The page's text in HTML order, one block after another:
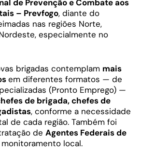
de Prevenção e Combate aos
– Prevfogo, diante do
nas regiões Norte,
especialmente no
brigadas contemplam mais
em diferentes formatos — de
(Pronto Emprego) —
de brigada, chefes de
, conforme a necessidade
de cada região. Também foi
de Agentes Federais de
monitoramento local.